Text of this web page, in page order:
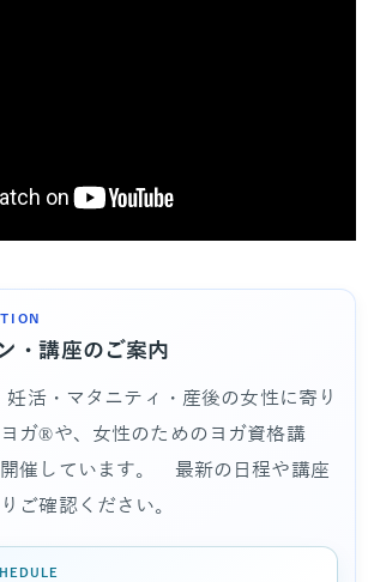
・講座のご案内
妊活・マタニティ・産後の女性に寄り
ガ®や、女性のためのヨガ資格講
催しています。 最新の日程や講座
ご確認ください。